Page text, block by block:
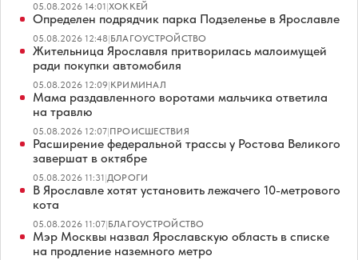
05.08.2026 14:01|ХОККЕЙ
Определен подрядчик парка Подзеленье в Ярославле
05.08.2026 12:48|БЛАГОУСТРОЙСТВО
Жительница Ярославля притворилась малоимущей
ради покупки автомобиля
05.08.2026 12:09|КРИМИНАЛ
Мама раздавленного воротами мальчика ответила
на травлю
05.08.2026 12:07|ПРОИСШЕСТВИЯ
Расширение федеральной трассы у Ростова Великого
завершат в октябре
05.08.2026 11:31|ДОРОГИ
В Ярославле хотят установить лежачего 10-метрового
кота
05.08.2026 11:07|БЛАГОУСТРОЙСТВО
Мэр Москвы назвал Ярославскую область в списке
на продление наземного метро